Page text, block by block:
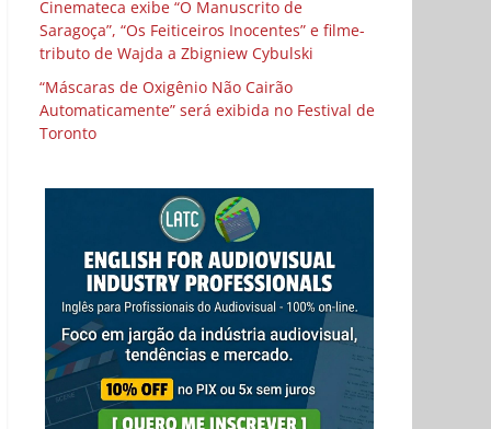
Cinemateca exibe “O Manuscrito de
Saragoça”, “Os Feiticeiros Inocentes” e filme-
tributo de Wajda a Zbigniew Cybulski
“Máscaras de Oxigênio Não Cairão
Automaticamente” será exibida no Festival de
Toronto